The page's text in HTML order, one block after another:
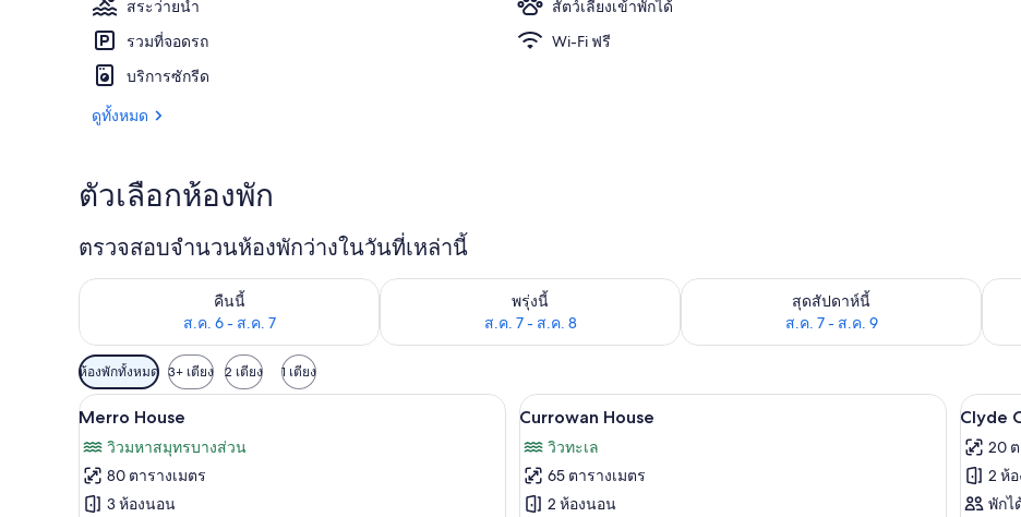
สระว่ายน้ำ
สัตว์เลี้ยงเข้าพักได้
รวมที่จอดรถ
Wi-Fi ฟรี
บริการซักรีด
ดูทั้งหมด
ตัวเลือกห้องพัก
ตรวจสอบจำนวนห้องพักว่างในวันที่เหล่านี้
คืนนี้
ส.ค. 6 - ส.ค. 7
ตรวจสอบจำนวนห้องพักว่างในคืนนี้ ส.ค. 6 - ส.ค. 7
พรุ่งนี้
ส.ค. 7 - ส.ค. 8
ตรวจสอบจำนวนห้องพักว่างในพรุ่งนี้ ส.ค. 7 - ส.ค. 8
สุดสัปดาห์นี้
ส.ค. 7 - ส.ค. 9
ตรวจสอบจำนวนห้องพักว่างในสุดสัปดาห์นี้ ส.
ตรว
ตัว
กรอง
ที่
มี
ให้
สำหรับ
ห้องพักทั้งหมด 3+ เตียง 2 เตียง 1 เตียง
เปิด
ภาพถ่าย
ทั้งหมด
ของ
11
Merro House
วิวมหาสมุทรบางส่วน
80 ตารางเมตร
3 ห้องนอน
เปิด
ภาพถ่าย
ทั้งหมด
ของ
11
Currowan House
วิวทะเล
65 ตารางเมตร
2 ห้องนอน
เปิด
ภาพถ่
ทั้งหมด
ของ
6
Clyde
20
2 ห้
พักไ